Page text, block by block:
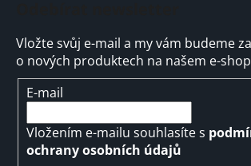
Vložte svůj e-mail a my vám budeme
o nových produktech na našem e-
E-mail
Vložením e-mailu souhlasíte s
ochrany osobních údajů